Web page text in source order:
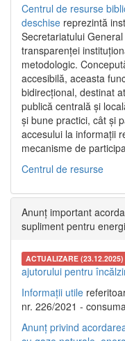
Centrul de resurse
deschise reprezintă
Secretariatului
transparenței
metodologic.
accesibilă, aceasta
bidirecțional, destinat
publică centrală și
și bune practici, cât și
accesului la informații
mecanisme de
Centrul de resurse
Anunț important
supliment pentru
ACTUALIZARE (23.12.2025)
ajutorului pentru
Informații utile
nr. 226/2021 -
Anunț privind